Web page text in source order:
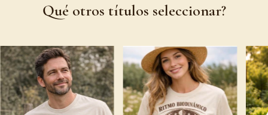
Qué otros títulos seleccionar?